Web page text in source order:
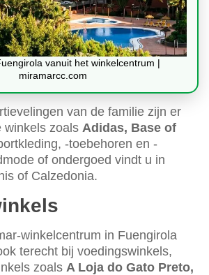
vanuit het winkelcentrum |
miramarcc.com
van de familie zijn er
winkels zoals Adidas, Base of
-toebehoren en -
of ondergoed vindt u in
of Calzedonia.
winkelcentrum in Fuengirola
terecht bij voedingswinkels,
zoals A Loja do Gato Preto,